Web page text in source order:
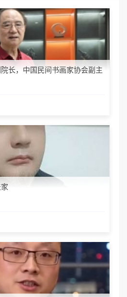
长，中国民间书画家协会副主